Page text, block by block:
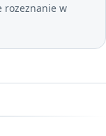
rozeznanie w